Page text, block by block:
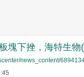
塊下挫，海特生
news_content/